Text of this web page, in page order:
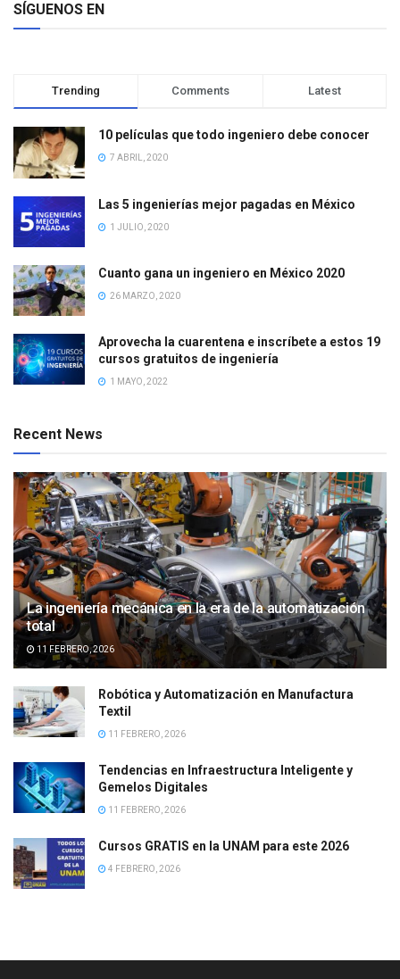
SÍGUENOS EN
Trending Comments Latest
10 películas que todo ingeniero debe conocer
7 ABRIL, 2020
Las 5 ingenierías mejor pagadas en México
1 JULIO, 2020
Cuanto gana un ingeniero en México 2020
26 MARZO, 2020
Aprovecha la cuarentena e inscríbete a estos 19
cursos gratuitos de ingeniería
1 MAYO, 2022
Recent News
La ingeniería mecánica en la era de la automatización
total
11 FEBRERO, 2026
Robótica y Automatización en Manufactura
Textil
11 FEBRERO, 2026
Tendencias en Infraestructura Inteligente y
Gemelos Digitales
11 FEBRERO, 2026
Cursos GRATIS en la UNAM para este 2026
4 FEBRERO, 2026